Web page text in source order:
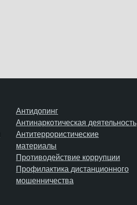
Антидопинг
Антинаркотическая деятельность
Антитеррористические
материалы
Противодействие коррупции
Профилактика дистанционного
мошенничества